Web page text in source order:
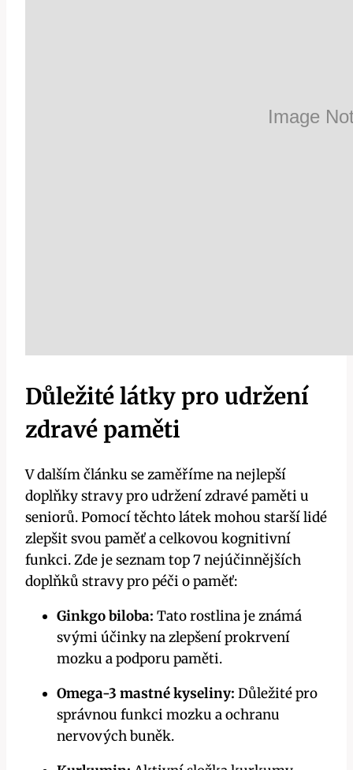
Důležité látky pro udržení
zdravé paměti
V dalším článku se zaměříme na nejlepší
doplňky stravy pro udržení zdravé paměti u
seniorů. Pomocí těchto látek mohou starší lidé
zlepšit svou paměť a celkovou kognitivní
funkci. Zde je seznam top 7 nejúčinnějších
doplňků stravy pro péči o paměť:
Ginkgo biloba: Tato rostlina je známá
svými účinky na zlepšení prokrvení
mozku a podporu paměti.
Omega-3 mastné kyseliny: Důležité pro
správnou funkci mozku a ochranu
nervových buněk.